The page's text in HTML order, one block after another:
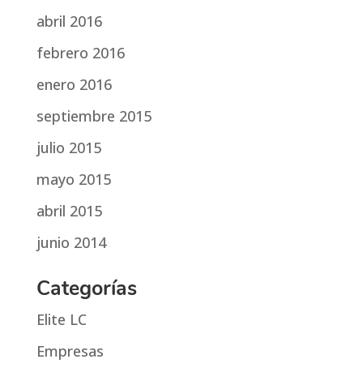
abril 2016
febrero 2016
enero 2016
septiembre 2015
julio 2015
mayo 2015
abril 2015
junio 2014
Categorías
Elite LC
Empresas